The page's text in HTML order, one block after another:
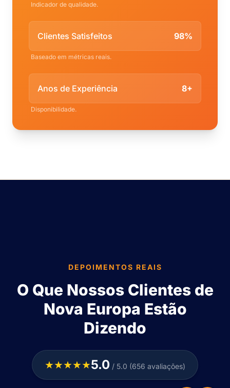
Indicador de qualidade.
Clientes Satisfeitos 98%
Baseado em métricas reais.
Anos de Experiência 8+
Disponibilidade.
DEPOIMENTOS REAIS
O Que Nossos Clientes de
Nova Europa Estão
Dizendo
★★★★★5.0 / 5.0 (656 avaliações)